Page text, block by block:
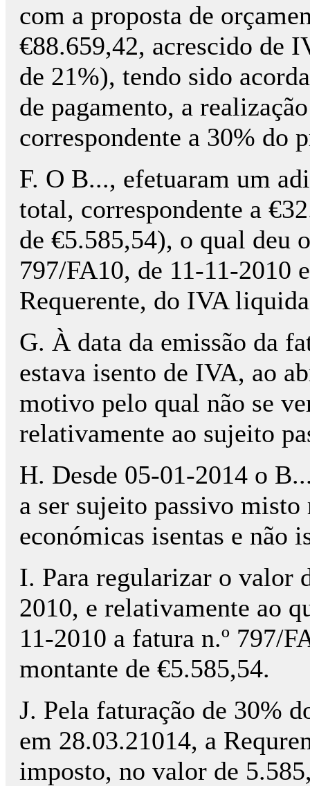
com a proposta de
€88.659,42, acrescido de
de 21%), tendo sido
de pagamento, a
correspondente a 30% do
F. O B..., efetuaram um
total, correspondente a
de €5.585,54), o qual deu
797/FA10, de 11-11-2010
Requerente, do IVA
G. À data da emissão da
estava isento de IVA, ao
motivo pelo qual não se
relativamente ao sujeito
H. Desde 05-01-2014 o
a ser sujeito passivo misto
económicas isentas e não
I. Para regularizar o valor
2010, e relativamente ao
11-2010 a fatura n.º 797/
montante de €5.585,54.
J. Pela faturação de 30%
em 28.03.21014, a
imposto, no valor de